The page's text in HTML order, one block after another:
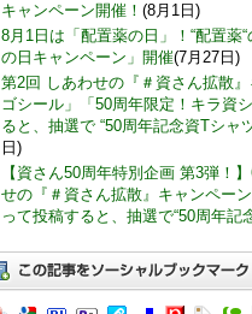
キャンペーン開催！ (8月1日)
8月1日は「配置薬の日」！“配置薬
の日キャンペーン」開催(7月27日)
第2回 しあわせの『＃資さん拡散
ゴシール」「50周年限定！キラ資
ると、抽選で “50周年記念資Tシャ
日)
【資さん50周年特別企画 第3弾！
せの『＃資さん拡散』キャンペー
って投稿すると、抽選で“50周年記